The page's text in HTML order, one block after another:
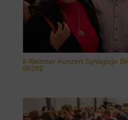
k-Klezmer-Konzert Synagoge
06282